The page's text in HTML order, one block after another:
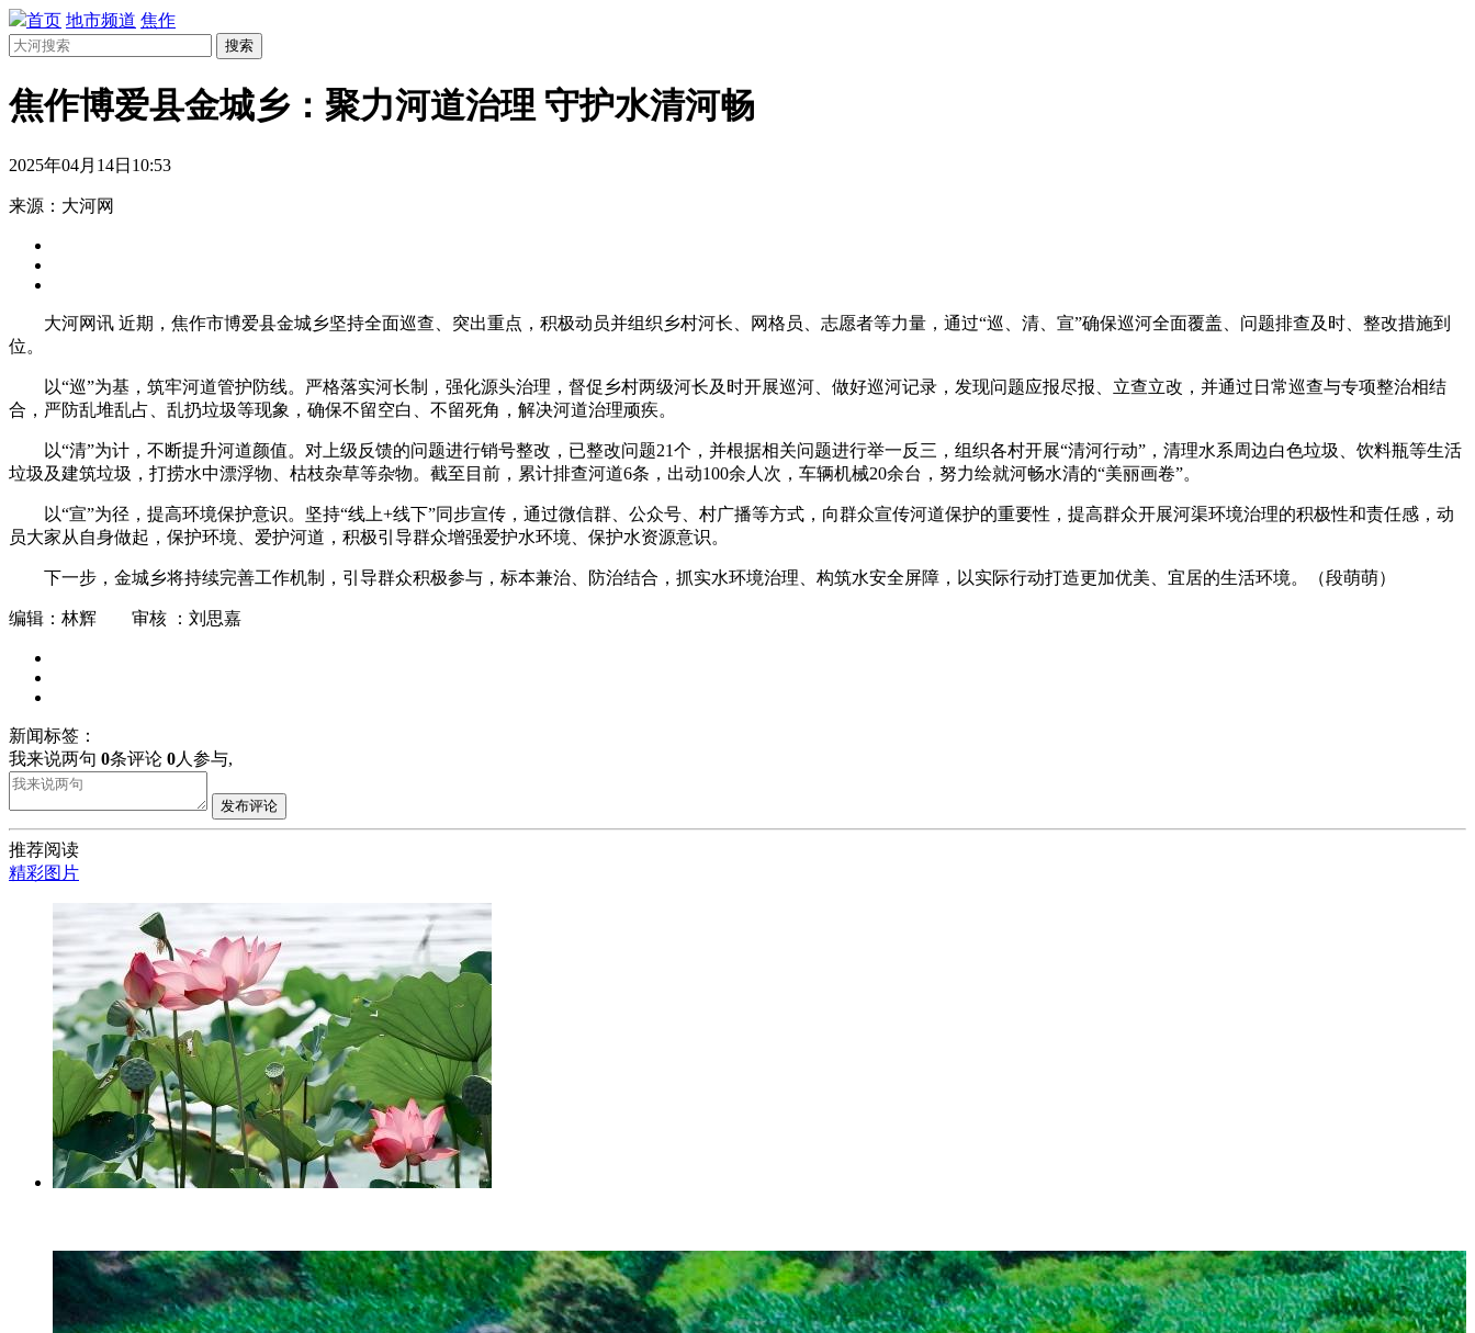
首页 地市频道 焦作
搜索
焦作博爱县金城乡：聚力河道治理 守护水清河畅
2025年04月14日10:53
来源：大河网
大河网讯 近期，焦作市博爱县金城乡坚持全面巡查、突出重点，积极动员并组织乡村河长、网格员、志愿者等力量，通过“巡、清、宣”确保巡河全面覆盖、问题排查及时、整改措施到
位。
以“巡”为基，筑牢河道管护防线。严格落实河长制，强化源头治理，督促乡村两级河长及时开展巡河、做好巡河记录，发现问题应报尽报、立查立改，并通过日常巡查与专项整治相结
合，严防乱堆乱占、乱扔垃圾等现象，确保不留空白、不留死角，解决河道治理顽疾。
以“清”为计，不断提升河道颜值。对上级反馈的问题进行销号整改，已整改问题21个，并根据相关问题进行举一反三，组织各村开展“清河行动”，清理水系周边白色垃圾、饮料瓶等生活
垃圾及建筑垃圾，打捞水中漂浮物、枯枝杂草等杂物。截至目前，累计排查河道6条，出动100余人次，车辆机械20余台，努力绘就河畅水清的“美丽画卷”。
以“宣”为径，提高环境保护意识。坚持“线上+线下”同步宣传，通过微信群、公众号、村广播等方式，向群众宣传河道保护的重要性，提高群众开展河渠环境治理的积极性和责任感，动
员大家从自身做起，保护环境、爱护河道，积极引导群众增强爱护水环境、保护水资源意识。
下一步，金城乡将持续完善工作机制，引导群众积极参与，标本兼治、防治结合，抓实水环境治理、构筑水安全屏障，以实际行动打造更加优美、宜居的生活环境。（段萌萌）
编辑：林辉 审核 ：刘思嘉
新闻标签：
我来说两句 0条评论 0人参与,
发布评论
推荐阅读